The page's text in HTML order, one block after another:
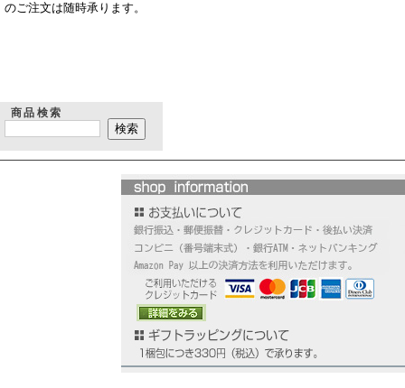
のご注文は随時承ります。
商品検索